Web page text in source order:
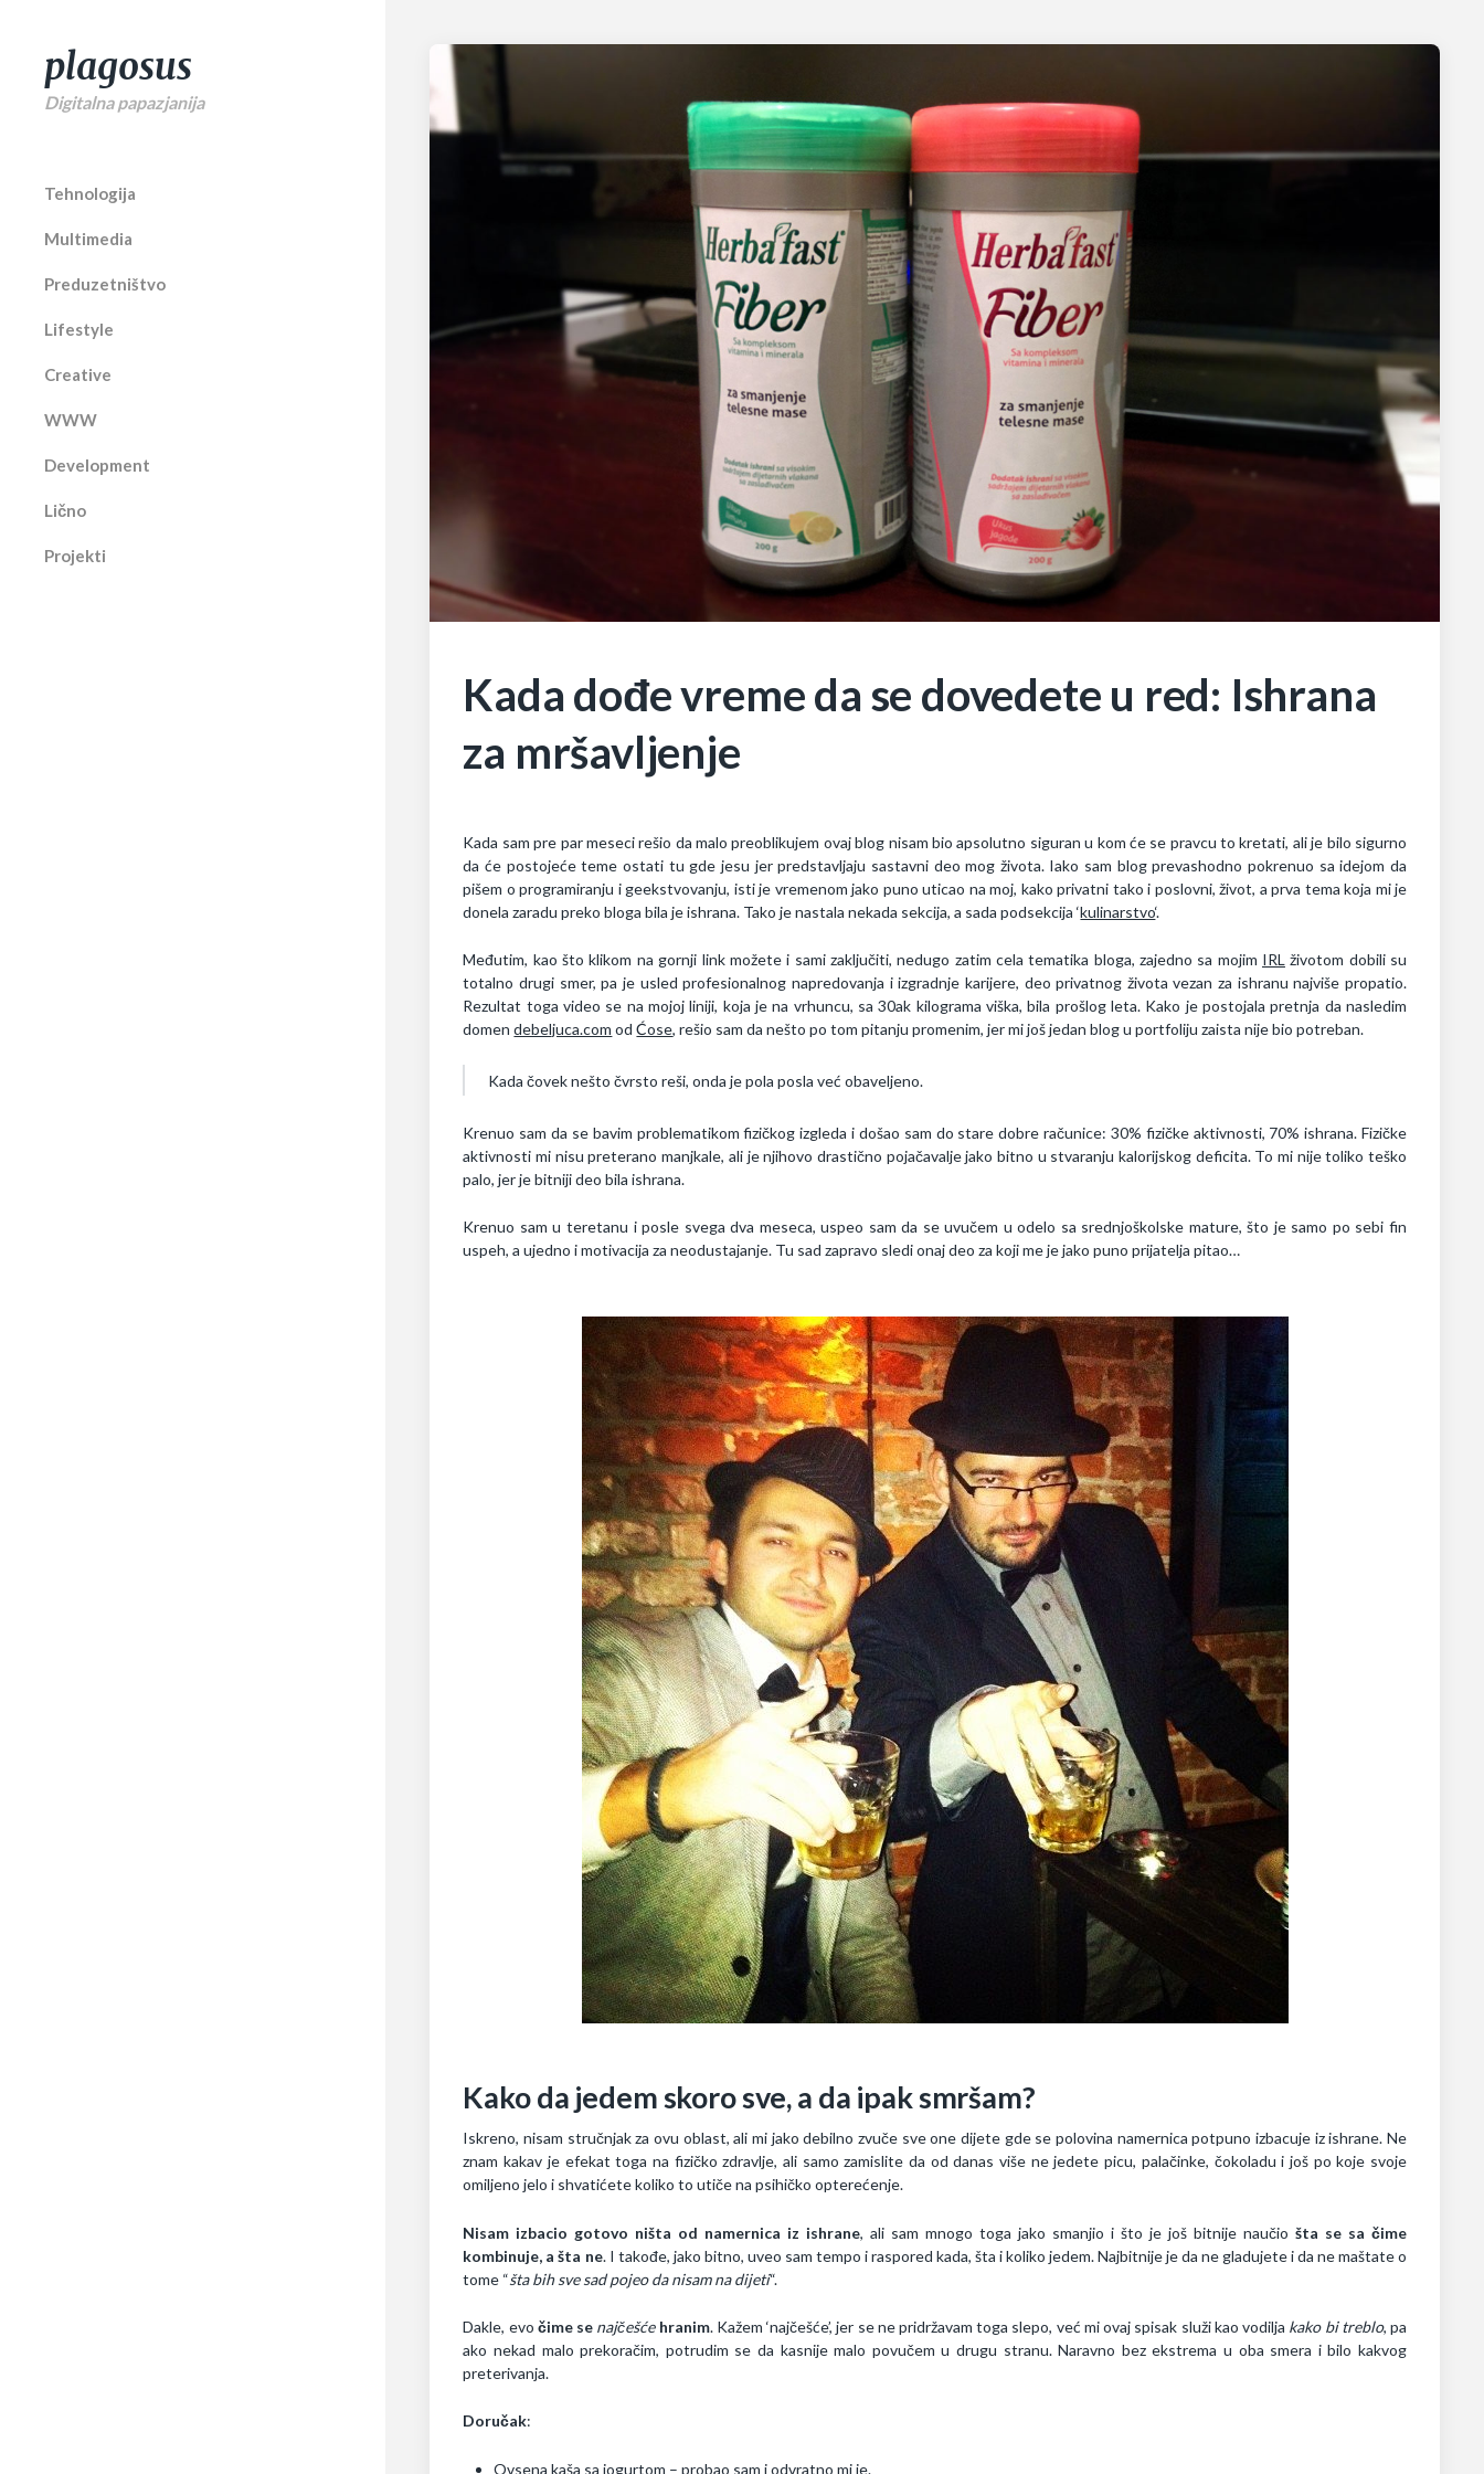
plagosus
Digitalna papazjanija
Tehnologija
Multimedia
Preduzetništvo
Lifestyle
Creative
WWW
Development
Lično
Projekti
Kada dođe vreme da se dovedete u red: Ishrana
za mršavljenje
Kada sam pre par meseci rešio da malo preoblikujem ovaj blog nisam bio apsolutno siguran u kom će se pravcu to kretati, ali je bilo sigurno
da će postojeće teme ostati tu gde jesu jer predstavljaju sastavni deo mog života. Iako sam blog prevashodno pokrenuo sa idejom da
pišem o programiranju i geekstvovanju, isti je vremenom jako puno uticao na moj, kako privatni tako i poslovni, život, a prva tema koja mi je
donela zaradu preko bloga bila je ishrana. Tako je nastala nekada sekcija, a sada podsekcija ‘kulinarstvo‘.
Međutim, kao što klikom na gornji link možete i sami zaključiti, nedugo zatim cela tematika bloga, zajedno sa mojim IRL životom dobili su
totalno drugi smer, pa je usled profesionalnog napredovanja i izgradnje karijere, deo privatnog života vezan za ishranu najviše propatio.
Rezultat toga video se na mojoj liniji, koja je na vrhuncu, sa 30ak kilograma viška, bila prošlog leta. Kako je postojala pretnja da nasledim
domendebeljuca.com odĆose, rešio sam da nešto po tom pitanju promenim, jer mi još jedan blog u portfoliju zaista nije bio potreban.
Kada čovek nešto čvrsto reši, onda je pola posla već obaveljeno.
Krenuo sam da se bavim problematikom fizičkog izgleda i došao sam do stare dobre računice: 30% fizičke aktivnosti, 70% ishrana. Fizičke
aktivnosti mi nisu preterano manjkale, ali je njihovo drastično pojačavalje jako bitno u stvaranju kalorijskog deficita. To mi nije toliko teško
palo, jer je bitniji deo bila ishrana.
Krenuo sam u teretanu i posle svega dva meseca, uspeo sam da se uvučem u odelo sa srednjoškolske mature, što je samo po sebi fin
uspeh, a ujedno i motivacija za neodustajanje. Tu sad zapravo sledi onaj deo za koji me je jako puno prijatelja pitao…
Kako da jedem skoro sve, a da ipak smršam?
Iskreno, nisam stručnjak za ovu oblast, ali mi jako debilno zvuče sve one dijete gde se polovina namernica potpuno izbacuje iz ishrane. Ne
znam kakav je efekat toga na fizičko zdravlje, ali samo zamislite da od danas više ne jedete picu, palačinke, čokoladu i još po koje svoje
omiljeno jelo i shvatićete koliko to utiče na psihičko opterećenje.
Nisam izbacio gotovo ništa od namernica iz ishrane, ali sam mnogo toga jako smanjio i što je još bitnije naučiošta se sa čime
kombinuje, a šta ne. I takođe, jako bitno, uveo sam tempo i raspored kada, šta i koliko jedem. Najbitnije je da ne gladujete i da ne maštate o
tome “šta bih sve sad pojeo da nisam na dijeti“.
Dakle, evo čime se najčešćehranim. Kažem ‘najčešće’, jer se ne pridržavam toga slepo, već mi ovaj spisak služi kao vodilja kako bi treblo, pa
ako nekad malo prekoračim, potrudim se da kasnije malo povučem u drugu stranu. Naravno bez ekstrema u oba smera i bilo kakvog
preterivanja.
Doručak:
Ovsena kaša sa jogurtom – probao sam i odvratno mi je.